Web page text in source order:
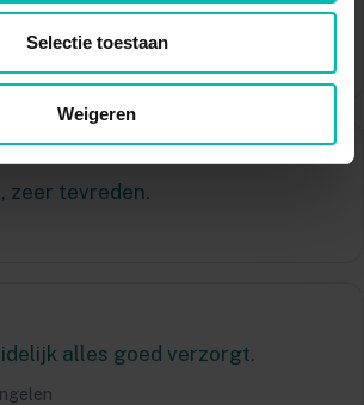
Selectie toestaan
Weigeren
zeer tevreden.
alles goed verzorgt.